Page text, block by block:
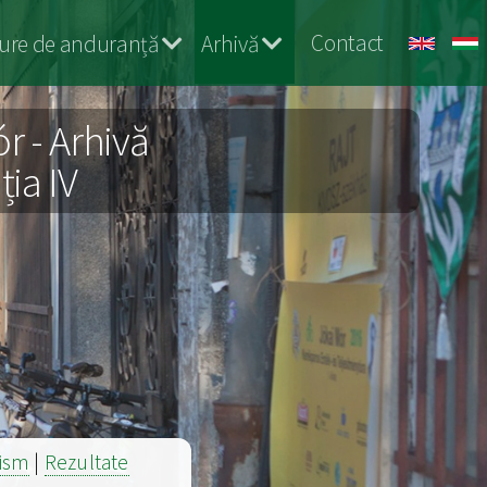
de anduranță Arhivă Contact
- Arhivă
IV
| Rezultate